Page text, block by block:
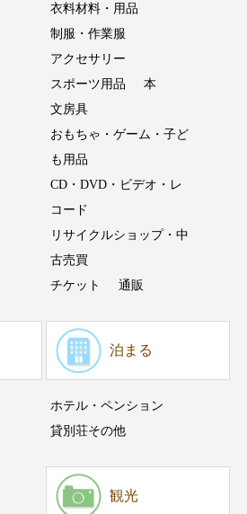
衣料材料・用品
制服・作業服
アクセサリー
スポーツ用品
本
文房具
おもちゃ・ゲーム・子ど
も用品
CD・DVD・ビデオ・レ
コード
リサイクルショップ・中
古売買
チケット
通販
泊まる
ホテル・ペンション
貸別荘その他
観光